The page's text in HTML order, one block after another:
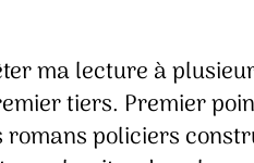
ma lecture à
tiers. Premier
policiers